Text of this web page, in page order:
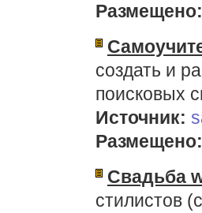
Размещено:
создать и
поисковых
Источник:
Размещено:
Свадьба
стилистов